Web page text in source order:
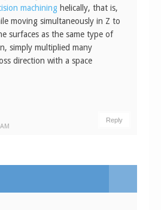
machining helically, that is,
moving simultaneously in Z to
surfaces as the same type of
simply multiplied many
direction with a space
Reply